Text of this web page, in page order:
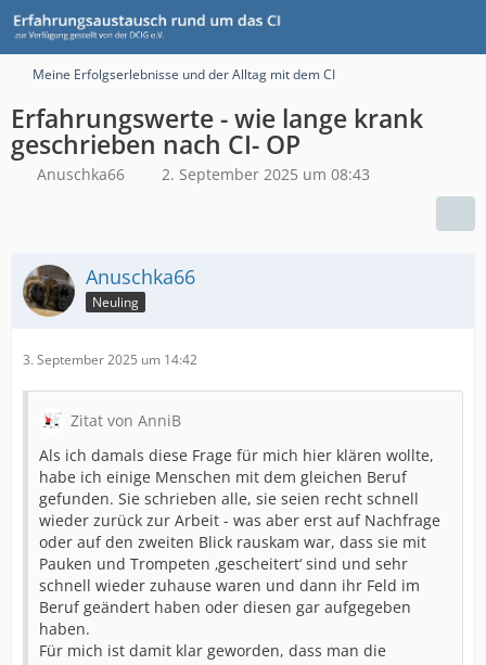
Meine Erfolgserlebnisse und der Alltag mit dem CI
Erfahrungswerte - wie lange krank
geschrieben nach CI- OP
Anuschka66 2. September 2025 um 08:43
Anuschka66
Neuling
3. September 2025 um 14:42
Zitat von AnniB
Als ich damals diese Frage für mich hier klären wollte,
habe ich einige Menschen mit dem gleichen Beruf
gefunden. Sie schrieben alle, sie seien recht schnell
wieder zurück zur Arbeit - was aber erst auf Nachfrage
oder auf den zweiten Blick rauskam war, dass sie mit
Pauken und Trompeten ‚gescheitert‘ sind und sehr
schnell wieder zuhause waren und dann ihr Feld im
Beruf geändert haben oder diesen gar aufgegeben
haben.
Für mich ist damit klar geworden, dass man die